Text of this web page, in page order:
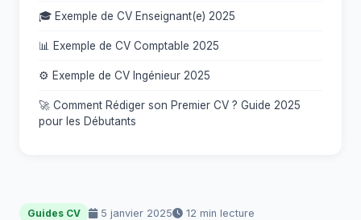
Guides CV 5 janvier 2025 12 min lecture
🎓 Exemple de CV Enseignant(e) 2025
📊 Exemple de CV Comptable 2025
⚙️ Exemple de CV Ingénieur 2025
🚀 Comment Rédiger son Premier CV ? Guide 2025
pour les Débutants